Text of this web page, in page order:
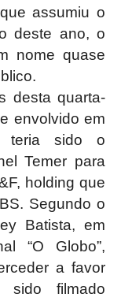
assumiu o
deste ano, o
nome quase
desta quarta-
envolvido em
teria sido o
Temer para
holding que
Segundo o
Batista, em
“O Globo”,
a favor
filmado